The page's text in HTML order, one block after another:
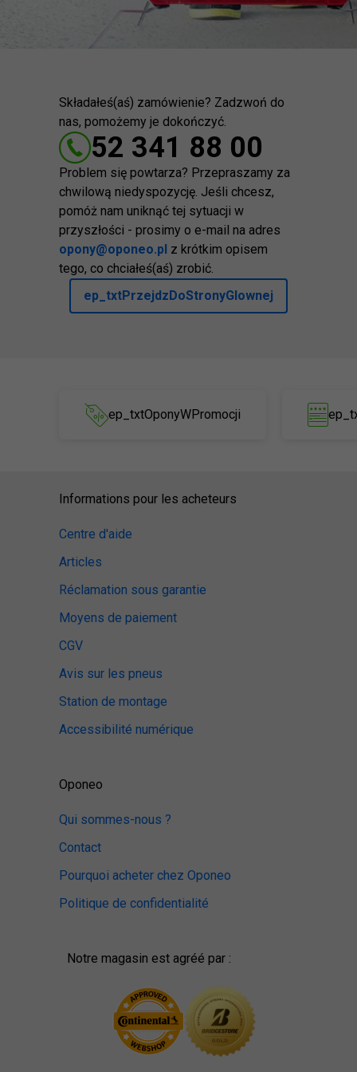
Składałeś(aś) zamówienie? Zadzwoń do
nas, pomożemy je dokończyć.
52 341 88 00
Problem się powtarza? Przepraszamy za
chwilową niedyspozycję. Jeśli chcesz,
pomóż nam uniknąć tej sytuacji w
przyszłości - prosimy o e-mail na adres
opony@oponeo.pl z krótkim opisem
tego, co chciałeś(aś) zrobić.
ep_txtPrzejdzDoStronyGlownej
ep_txtOponyWPromocji
Informations pour les acheteurs
Centre d'aide
Articles
Réclamation sous garantie
Moyens de paiement
CGV
Avis sur les pneus
Station de montage
Accessibilité numérique
Oponeo
Qui sommes-nous ?
Contact
Pourquoi acheter chez Oponeo
Politique de confidentialité
Notre magasin est agréé par :